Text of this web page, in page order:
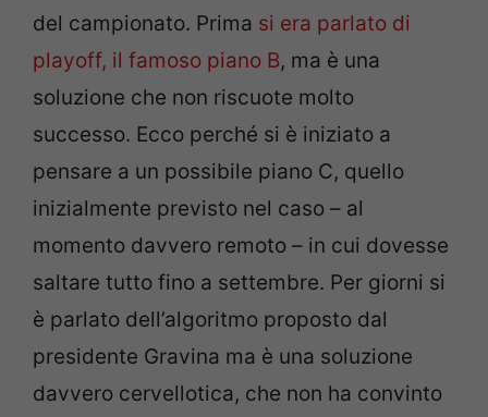
del campionato. Prima si era parlato di
playoff, il famoso piano B, ma è una
soluzione che non riscuote molto
successo. Ecco perché si è iniziato a
pensare a un possibile piano C, quello
inizialmente previsto nel caso – al
momento davvero remoto – in cui dovesse
saltare tutto fino a settembre. Per giorni si
è parlato dell’algoritmo proposto dal
presidente Gravina ma è una soluzione
davvero cervellotica, che non ha convinto